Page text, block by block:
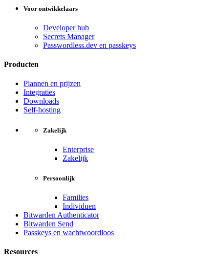
Voor ontwikkelaars
Developer hub
Secrets Manager
Passwordless.dev en passkeys
Producten
Plannen en prijzen
Integraties
Downloads
Self-hosting
Zakelijk
Enterprise
Zakelijk
Persoonlijk
Families
Individuen
Bitwarden Authenticator
Bitwarden Send
Passkeys en wachtwoordloos
Resources